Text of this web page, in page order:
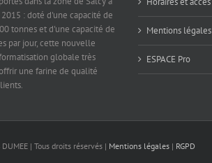
: doté d'une capacité de
tonnes et d'une capacité de
par jour, cette nouvelle
globale très
une farine de qualité
Mentions légales
ESPACE Pro
| Tous droits réservés | Mentions légales | RGPD